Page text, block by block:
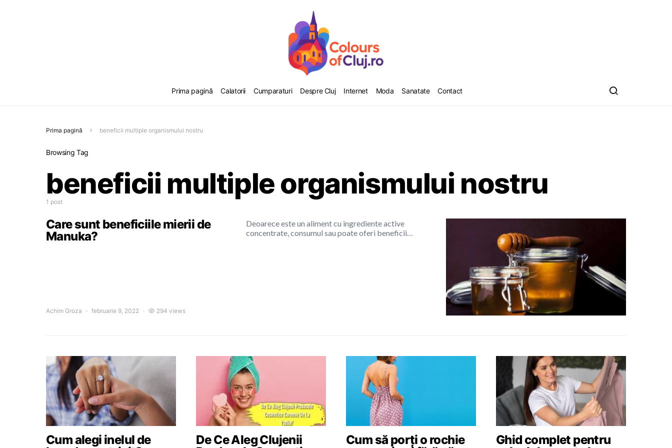
Prima pagină Calatorii Cumparaturi Despre Cluj Internet Moda Sanatate Contact
Prima pagină beneficii multiple organismului nostru
Browsing Tag
beneficii multiple organismului nostru
1 post
Care sunt beneficiile mierii de
Manuka?
Deoarece este un aliment cu ingrediente active
concentrate, consumul sau poate oferi beneficii…
Achim Groza februarie 9, 2022 294 views
Cum alegi inelul de
De Ce Aleg Clujenii
Cum să porți o rochie
Ghid complet pentru